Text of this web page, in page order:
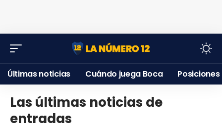
Últimas noticias Cuándo juega Boca Posiciones
Las últimas noticias de
entradas